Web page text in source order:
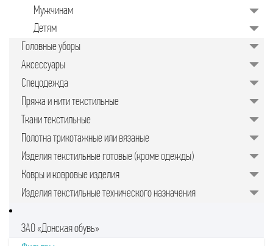
Мужчинам
Детям
Головные уборы
Аксессуары
Спецодежда
Пряжа и нити текстильные
Ткани текстильные
Полотна трикотажные или вязаные
Изделия текстильные готовые (кроме одежды)
Ковры и ковровые изделия
Изделия текстильные технического назначения
ЗАО «Донская обувь»